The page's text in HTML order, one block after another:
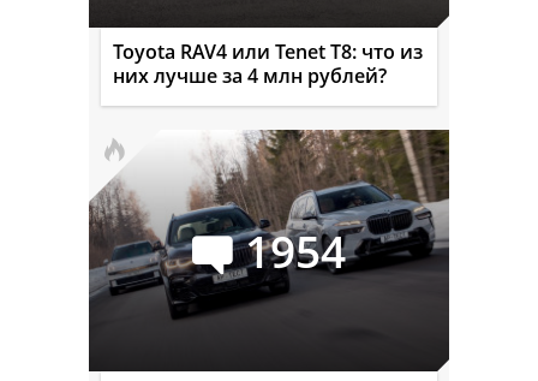
Toyota RAV4 или Tenet T8: что из
них лучше за 4 млн рублей?
1954